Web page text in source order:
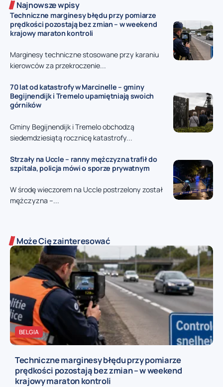
Najnowsze wpisy
Techniczne marginesy błędu przy pomiarze
prędkości pozostają bez zmian – w weekend
krajowy maraton kontroli
Marginesy techniczne stosowane przy karaniu
kierowców za przekroczenie...
70 lat od katastrofy w Marcinelle – gminy
Begijnendijk i Tremelo upamiętniają swoich
górników
Gminy Begijnendijk i Tremelo obchodzą
siedemdziesiątą rocznicę katastrofy...
Strzały na Uccle – ranny mężczyzna trafił do
szpitala, policja mówi o sporze prywatnym
W środę wieczorem na Uccle postrzelony został
mężczyzna –...
Może Cię zainteresować
BELGIA
Techniczne marginesy błędu przy pomiarze
prędkości pozostają bez zmian – w weekend
krajowy maraton kontroli